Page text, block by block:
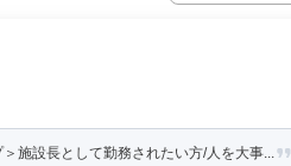
施設長として勤務されたい方/人を大事...